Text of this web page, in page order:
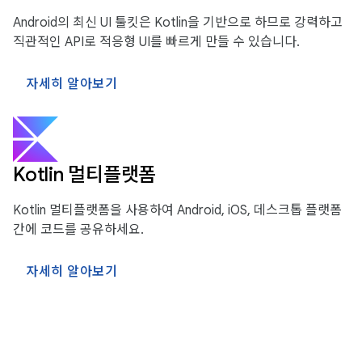
Android의 최신 UI 툴킷은 Kotlin을 기반으로 하므로 강력하고
직관적인 API로 적응형 UI를 빠르게 만들 수 있습니다.
자세히 알아보기
Kotlin 멀티플랫폼
Kotlin 멀티플랫폼을 사용하여 Android, iOS, 데스크톱 플랫폼
간에 코드를 공유하세요.
자세히 알아보기